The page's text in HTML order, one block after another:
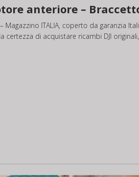
anteriore –
ITALIA, coperto da garanzia
certezza di acquistare ricambi DJI